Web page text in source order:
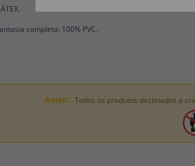
completa: 100% PVC.
Aviso: Todos os produtos destinados a